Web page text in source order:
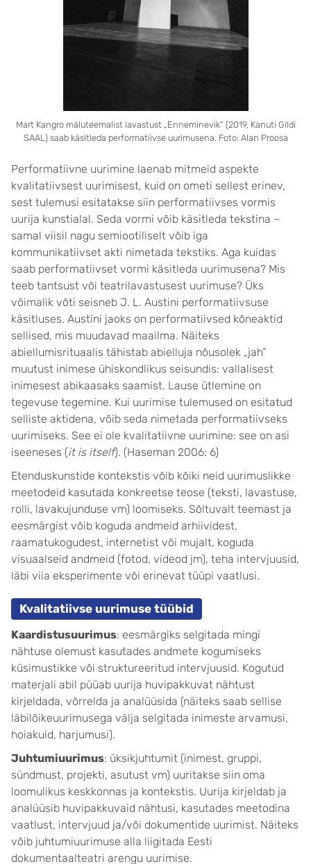
Mart Kangro mäluteemalist lavastust „Enneminevik“ (2019, Kanuti Gildi
SAAL) saab käsitleda performatiivse uurimusena. Foto: Alan Proosa
Performatiivne uurimine laenab mitmeid aspekte
kvalitatiivsest uurimisest, kuid on ometi sellest erinev,
sest tulemusi esitatakse siin performatiivses vormis
uurija kunstialal. Seda vormi võib käsitleda tekstina –
samal viisil nagu semiootiliselt võib iga
kommunikatiivset akti nimetada tekstiks. Aga kuidas
saab performatiivset vormi käsitleda uurimusena? Mis
teeb tantsust või teatrilavastusest uurimuse? Üks
võimalik võti seisneb J. L. Austini performatiivsuse
käsitluses. Austini jaoks on performatiivsed kõneaktid
sellised, mis muudavad maailma. Näiteks
abiellumisrituaalis tähistab abielluja nõusolek „jah”
muutust inimese ühiskondlikus seisundis: vallalisest
inimesest abikaasaks saamist. Lause ütlemine on
tegevuse tegemine. Kui uurimise tulemused on esitatud
selliste aktidena, võib seda nimetada performatiivseks
uurimiseks. See ei ole kvalitatiivne uurimine: see on asi
iseeneses (it is itself). (Haseman 2006: 6)
Etenduskunstide kontekstis võib kõiki neid uurimuslikke
meetodeid kasutada konkreetse teose (teksti, lavastuse,
rolli, lavakujunduse vm) loomiseks. Sõltuvalt teemast ja
eesmärgist võib koguda andmeid arhiividest,
raamatukogudest, internetist või mujalt, koguda
visuaalseid andmeid (fotod, videod jm), teha intervjuusid,
läbi viia eksperimente või erinevat tüüpi vaatlusi.
Kvalitatiivse uurimuse tüübid
Kaardistusuurimus: eesmärgiks selgitada mingi
nähtuse olemust kasutades andmete kogumiseks
küsimustikke või struktureeritud intervjuusid. Kogutud
materjali abil püüab uurija huvipakkuvat nähtust
kirjeldada, võrrelda ja analüüsida (näiteks saab sellise
läbilõikeuurimusega välja selgitada inimeste arvamusi,
hoiakuid, harjumusi).
Juhtumiuurimus: üksikjuhtumit (inimest, gruppi,
sündmust, projekti, asutust vm) uuritakse siin oma
loomulikus keskkonnas ja kontekstis. Uurija kirjeldab ja
analüüsib huvipakkuvaid nähtusi, kasutades meetodina
vaatlust, intervjuud ja/või dokumentide uurimist. Näiteks
võib juhtumiuurimuse alla liigitada Eesti
dokumentaalteatri arengu uurimise.